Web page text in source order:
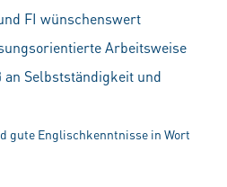
FI wünschenswert
Arbeitsweise
an Selbstständigkeit und
gute Englischkenntnisse in Wort